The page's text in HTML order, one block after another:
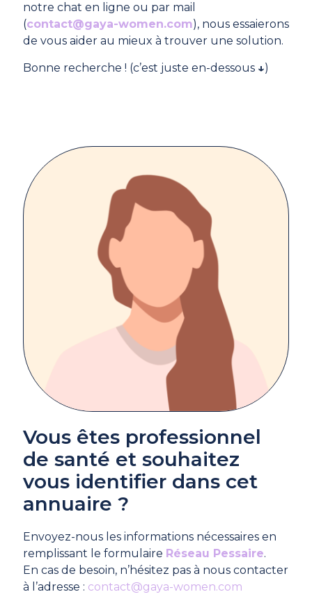
notre chat en ligne ou par mail
(contact@gaya-women.com), nous essaierons
de vous aider au mieux à trouver une solution.
Bonne recherche ! (c’est juste en-dessous ↓)
Vous êtes professionnel
de santé et souhaitez
vous identifier dans cet
annuaire ?
Envoyez-nous les informations nécessaires en
remplissant le formulaire Réseau Pessaire.
En cas de besoin, n’hésitez pas à nous contacter
à l’adresse : contact@gaya-women.com